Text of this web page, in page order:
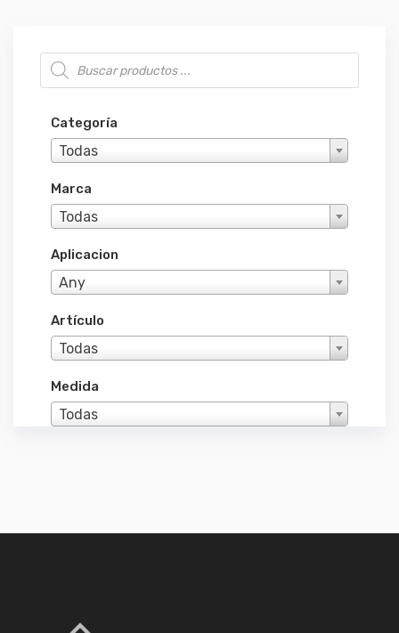
Búsqueda de productos
Categoría
Todas
Marca
Todas
Aplicacion
Any
Artículo
Todas
Medida
Todas